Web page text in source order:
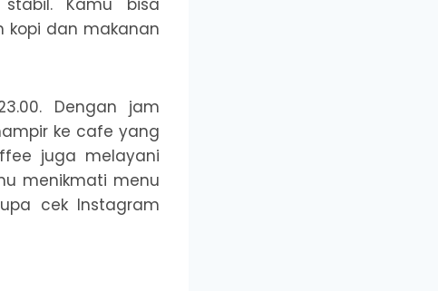
Kamu bisa
kopi dan makanan
Dengan jam
ke cafe yang
juga melayani
menikmati menu
cek Instagram